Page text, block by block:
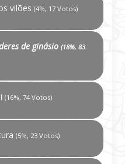
vilões (4%, 17 Votos)
de ginásio (18%, 83
(16%, 74 Votos)
(5%, 23 Votos)